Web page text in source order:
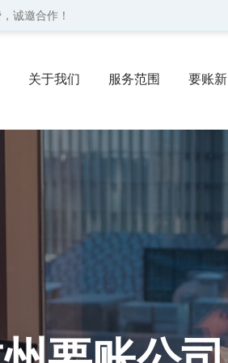
诚邀合作！
关于我们 服务范围 要账
委托流程 联系我们